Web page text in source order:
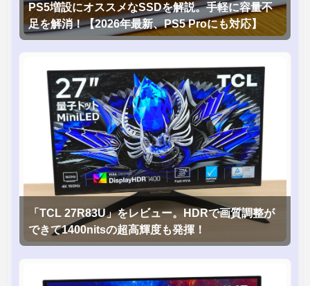
PS5増設にオススメなSSDを解説。手軽に容量不
足を解消！【2026年最新、PS5 Proにも対応】
「TCL 27R83U」をレビュー。HDRで画質調整が
できて1400nitsの超高輝度も発揮！